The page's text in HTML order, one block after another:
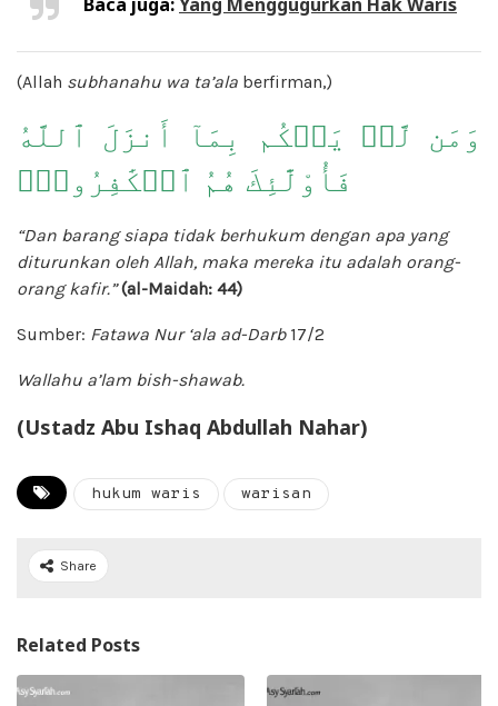
(Allah subhanahu wa ta’ala berfirman,)
وَمَن لَّمۡ يَحۡكُم بِمَآ أَنزَلَ ٱللَّهُ
فَأُوْلَٰٓئِكَ هُمُ ٱلۡكَٰفِرُونَۚ
“Dan barang siapa tidak berhukum dengan apa yang
diturunkan oleh Allah, maka mereka itu adalah orang-
orang kafir.” (al-Maidah: 44)
Sumber: Fatawa Nur ‘ala ad-Darb17/2
Wallahu a’lam bish-shawab.
(Ustadz Abu Ishaq Abdullah Nahar)
hukum waris warisan
Share
Related Posts